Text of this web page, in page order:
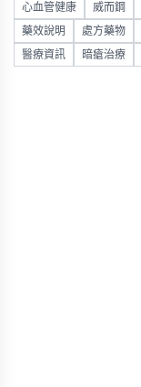
心血管健康 威而鋼
藥效說明 處方藥物
醫療資訊 暗瘡治療